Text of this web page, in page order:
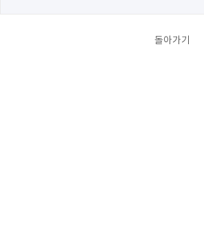
돌아가기